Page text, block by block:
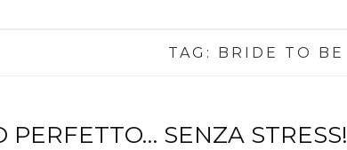
TAG: BRIDE TO BE
PERFETTO… SENZA STRESS!